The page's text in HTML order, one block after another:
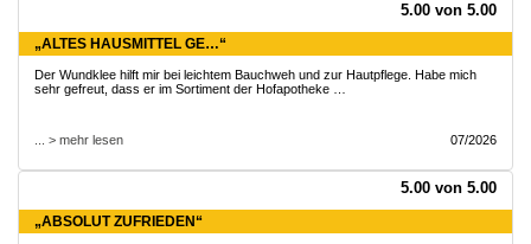
5.00 von 5.00
„ALTES HAUSMITTEL GE…“
Der Wundklee hilft mir bei leichtem Bauchweh und zur Hautpflege. Habe mich
sehr gefreut, dass er im Sortiment der Hofapotheke …
... > mehr lesen 07/2026
5.00 von 5.00
„ABSOLUT ZUFRIEDEN“